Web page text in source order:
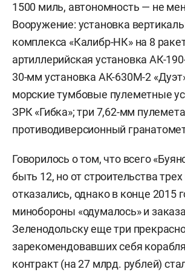
1500 миль, автономность — не
Вооружение: установка
комплекса «Калибр-НК» на 8
артиллерийская установка АК-
30-мм установка АК-630М-2
морские тумбовые пулеметные
ЗРК «Гибка»; три 7,62-мм
противодиверсионный
Говорилось о том, что всего
быть 12, но от строительства
отказались, однако в конце 2015
минобороны «одумалось» и
Зеленодольску еще три
зарекомендовавших себя
контракт (на 27 млрд. рублей)